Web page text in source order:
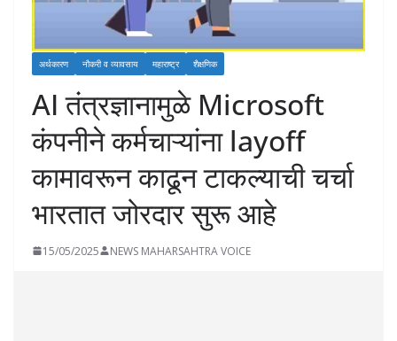
अर्थकारण नौकरी व व्यावसाय महाराष्ट्र शैक्षणिक
AI तंत्रज्ञानामुळे Microsoft
कंपनीने कर्मचाऱ्यांना layoff
कामावरून काढून टाकल्याची चर्चा
भारतात जोरदार सुरू आहे
15/05/2025 NEWS MAHARSAHTRA VOICE